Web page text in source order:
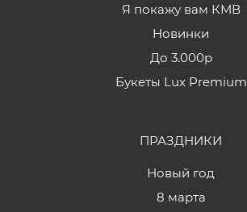
Я покажу вам КМВ
Новинки
До 3.000р
Букеты Lux Premium
ПРАЗДНИКИ
Новый год
8 марта